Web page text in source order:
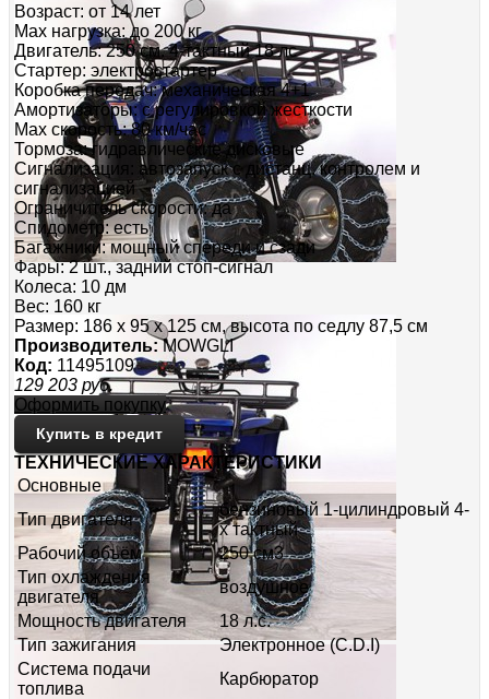
Возраст: от 14 лет
Мах нагрузка: до 200 кг
Двигатель: 250 см. 4-тактный 18 лс
Стартер: электростартер
Коробка передач: механическая 4+1
Амортизаторы: с регулировкой жесткости
Мах скорость: 80 км/час
Тормоза: гидравлические дисковые
Сигнализация: автозапуск с дистанц. контролем и
сигнализацией
Ограничитель скорости: да
Спидометр: есть
Багажники: мощный спереди и сзади
Фары: 2 шт., задний стоп-сигнал
Колеса: 10 дм
Вес: 160 кг
Размер: 186 х 95 х 125 см, высота по седлу 87,5 см
Производитель:MOWGLI
Код: 11495109
129 203 руб.
Оформить покупку
Купить в кредит
ТЕХНИЧЕСКИЕ ХАРАКТЕРИСТИКИ
Основные
Тип двигателя
бензиновый 1-цилиндровый 4-
х тактный
Рабочий объём
250 см3
Тип охлаждения
двигателя
воздушное
Мощность двигателя
18 л.с.
Тип зажигания
Электронное (C.D.I)
Система подачи
топлива
Карбюратор